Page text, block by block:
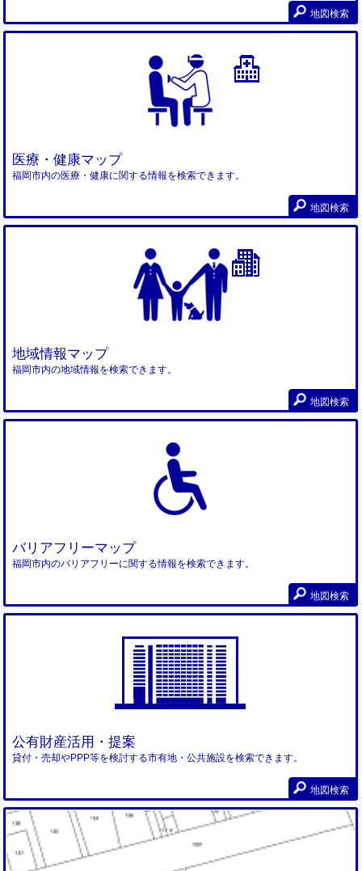
地図検索
医療・健康マップ
福岡市内の医療・健康に関する情報を検索できます。
地図検索
地域情報マップ
福岡市内の地域情報を検索できます。
地図検索
バリアフリーマップ
福岡市内のバリアフリーに関する情報を検索できます。
地図検索
公有財産活用・提案
貸付・売却やPPP等を検討する市有地・公共施設を検索できます。
地図検索